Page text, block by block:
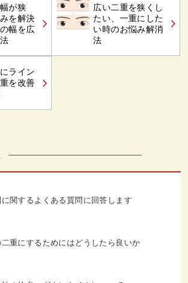
が狭
を解決
幅を広
広い二重を狭くし
たい、一重にした
い時のお悩み解消
法
ライン
を改善
に関するよくある質問に回答します
重にするためにはどうしたら良いか